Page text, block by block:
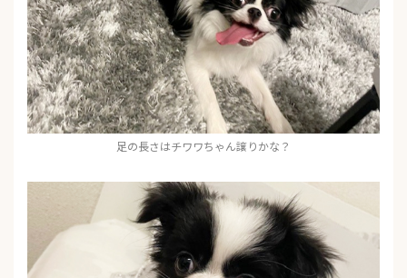
足の長さはチワワちゃん譲りかな？